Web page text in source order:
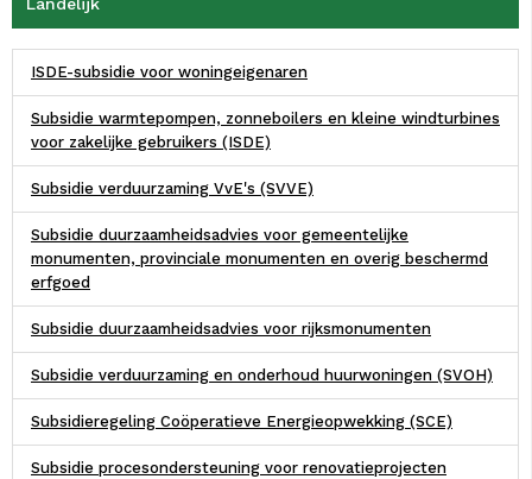
ISDE-subsidie voor woningeigenaren
Subsidie warmtepompen, zonneboilers en kleine windturbines
voor zakelijke gebruikers (ISDE)
Subsidie verduurzaming VvE's (SVVE)
Subsidie duurzaamheidsadvies voor gemeentelijke
monumenten, provinciale monumenten en overig beschermd
erfgoed
Subsidie duurzaamheidsadvies voor rijksmonumenten
Subsidie verduurzaming en onderhoud huurwoningen (SVOH)
Subsidieregeling Coöperatieve Energieopwekking (SCE)
Subsidie procesondersteuning voor renovatieprojecten